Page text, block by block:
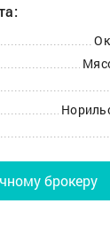
брокеру